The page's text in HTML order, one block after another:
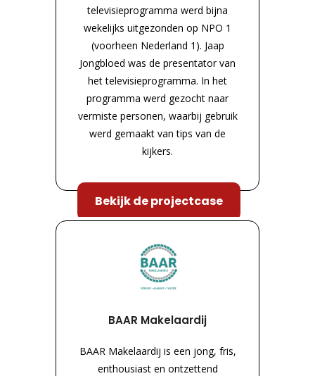
televisieprogramma werd bijna
wekelijks uitgezonden op NPO 1
(voorheen Nederland 1). Jaap
Jongbloed was de presentator van
het televisieprogramma. In het
programma werd gezocht naar
vermiste personen, waarbij gebruik
werd gemaakt van tips van de
kijkers.
Bekijk de projectcase
BAAR Makelaardij
BAAR Makelaardij is een jong, fris,
enthousiast en ontzettend